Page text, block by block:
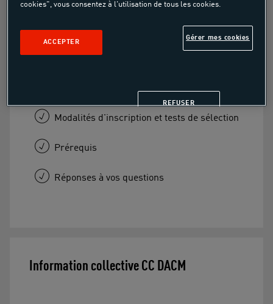
GRATUIT
Présentation de la formation
Modalités d'inscription et tests de sélection
Prérequis
Réponses à vos questions
Information collective CC DACM
cookies", vous consentez à l'utilisation de tous les cookies.
Gérer mes cookies
REFUSER
ACCEPTER